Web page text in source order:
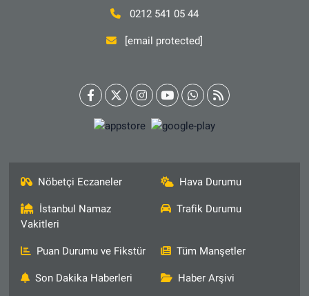
0212 541 05 44
[email protected]
Nöbetçi Eczaneler Hava Durumu
İstanbul Namaz
Vakitleri
Trafik Durumu
Puan Durumu ve Fikstür Tüm Manşetler
Son Dakika Haberleri Haber Arşivi